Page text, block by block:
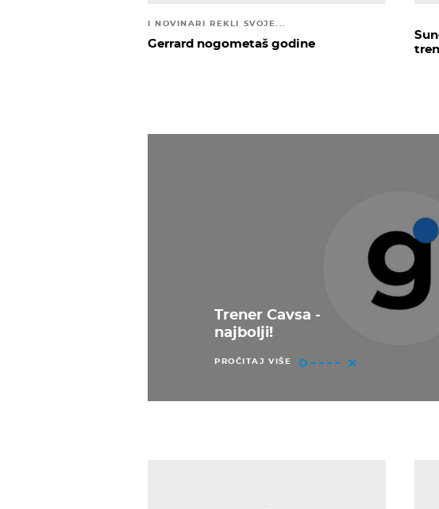
I NOVINARI REKLI SVOJE...
Gerrard nogometaš godine
Trener Cavsa -
najbolji!
PROČITAJ VIŠE